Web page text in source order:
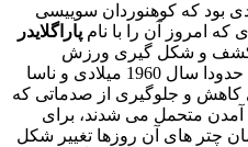
تقریبا در سال 1986 میلادی بود که کوهنوردان سوییسی
که امروز آن را با نام پاراگلایدر
کشف و شکل گیری ورزش
را می توان مربوط به حدودا سال 1960 میلادی و ناسا
کاهش و جلوگیری از صدماتی که
آمدن متحمل می شدند، برای
چتر های آن روزها تغییر شکل